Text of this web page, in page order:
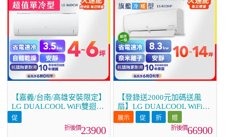
【嘉義/台南/高雄安裝限定】
LG DUALCOOL WiFi雙迴轉
變頻空調 - 超值單冷型
_3.5kW LS-36DCW
23900
【登錄送2000元加碼送風
扇】LG DUALCOOL WiFi雙
迴轉變頻空調 - 旗艦冷暖型
_8.3kw LS-83DHP
66900